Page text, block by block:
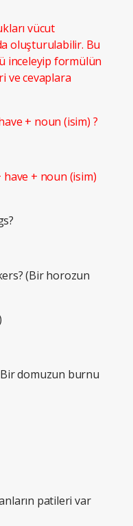
vücut
oluşturulabilir. Bu
inceleyip formülün
ve cevaplara
+ noun (isim) ?
+ noun (isim)
(Bir horozun
domuzun burnu
patileri var